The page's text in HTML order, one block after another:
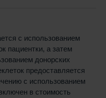
с использованием
пациентки, а затем
донорских
предоставляется
с использованием
в стоимость